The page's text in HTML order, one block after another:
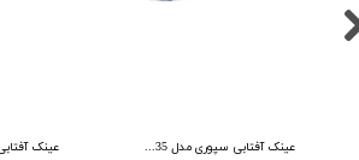
عینک آفتابی سپوری مدل 581035-C8